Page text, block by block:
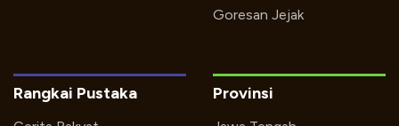
Goresan Jejak
Rangkai Pustaka Provinsi